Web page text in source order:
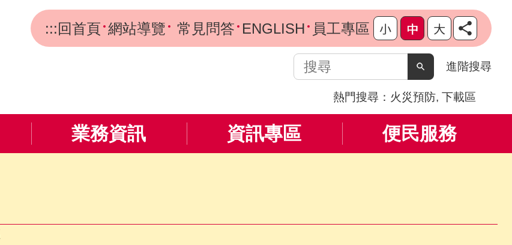
:::回首頁 網站導覽 常見問答 ENGLISH 員工專區
搜
尋
進階搜尋
熱門搜尋： 火災預防 下載區
業務資訊 資訊專區 便民服務